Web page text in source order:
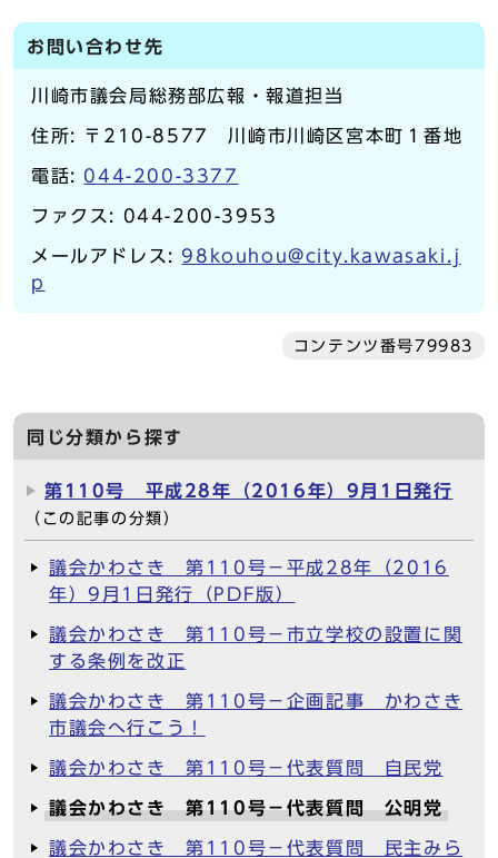
お問い合わせ先
川崎市議会局総務部広報・報道担当
住所: 〒210-8577 川崎市川崎区宮本町１番地
電話: 044-200-3377
ファクス: 044-200-3953
メールアドレス:98kouhou@city.kawasaki.j
p
コンテンツ番号79983
同じ分類から探す
第110号 平成28年（2016年）9月1日発行
（この記事の分類）
議会かわさき 第110号－平成28年（2016
年）9月1日発行（PDF版）
議会かわさき 第110号－市立学校の設置に関
する条例を改正
議会かわさき 第110号－企画記事 かわさき
市議会へ行こう！
議会かわさき 第110号－代表質問 自民党
議会かわさき 第110号－代表質問 公明党
議会かわさき 第110号－代表質問 民主みら